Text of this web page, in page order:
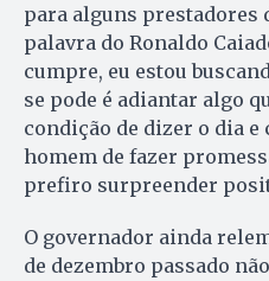
para alguns prestadores
palavra do Ronaldo
cumpre, eu estou
se pode é adiantar algo
condição de dizer o dia e
homem de fazer
prefiro surpreender
O governador ainda
de dezembro passado